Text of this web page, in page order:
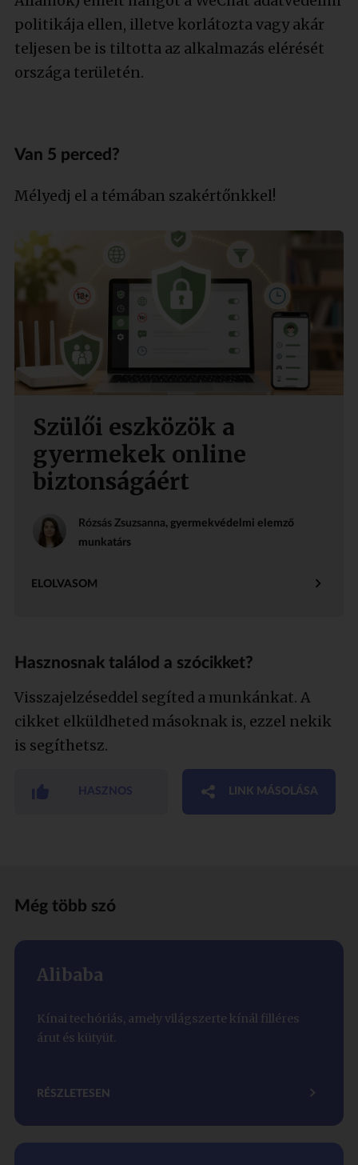
politikája ellen, illetve korlátozta vagy akár
teljesen be is tiltotta az alkalmazás elérését
országa területén.
Van 5 perced?
Mélyedj el a témában szakértőnkkel!
Szülői eszközök a
gyermekek online
biztonságáért
Rózsás Zsuzsanna, gyermekvédelmi elemző
munkatárs
ELOLVASOM
Hasznosnak találod a szócikket?
Visszajelzéseddel segíted a munkánkat. A
cikket elküldheted másoknak is, ezzel nekik
is segíthetsz.
HASZNOS LINK MÁSOLÁSA
Még több szó
Alibaba
Kínai techóriás, amely világszerte kínál filléres
árut és kütyüt.
RÉSZLETESEN